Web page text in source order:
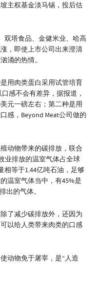
主权基金淡马锡，投后估
双塔食品、金健米业、哈高
，即使上市公司出来澄清
涌的热情。
用肉类蛋白采用试管培育
感不会有差异，据报道，
元一磅左右；第二种是用
感，Beyond Meat公司做的
动物带来的碳排放，联合
业排放的温室气体占全球
相等于1.44亿吨石油，足够
温室气体当中，有45%是
出的气体。
了减少碳排放外，还因为
以给人类带来肉类的口感
动物免于屠宰，是“人造